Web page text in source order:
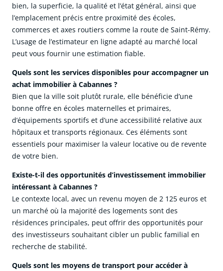
bien, la superficie, la qualité et l’état général, ainsi que
l’emplacement précis entre proximité des écoles,
commerces et axes routiers comme la route de Saint-Rémy.
L’usage de l’estimateur en ligne adapté au marché local
peut vous fournir une estimation fiable.
Quels sont les services disponibles pour accompagner un
achat immobilier à Cabannes ?
Bien que la ville soit plutôt rurale, elle bénéficie d’une
bonne offre en écoles maternelles et primaires,
d’équipements sportifs et d’une accessibilité relative aux
hôpitaux et transports régionaux. Ces éléments sont
essentiels pour maximiser la valeur locative ou de revente
de votre bien.
Existe-t-il des opportunités d’investissement immobilier
intéressant à Cabannes ?
Le contexte local, avec un revenu moyen de 2 125 euros et
un marché où la majorité des logements sont des
résidences principales, peut offrir des opportunités pour
des investisseurs souhaitant cibler un public familial en
recherche de stabilité.
Quels sont les moyens de transport pour accéder à